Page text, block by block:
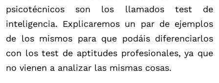
psicotécnicos son los llamados test de
inteligencia. Explicaremos un par de ejemplos
de los mismos para que podáis diferenciarlos
con los test de aptitudes profesionales, ya que
no vienen a analizar las mismas cosas.